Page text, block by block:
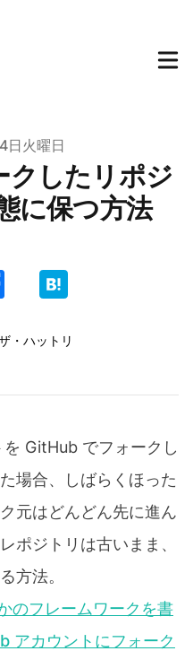
日火曜日
したリポジ
に保つ方法
・ハットリ
GitHub でフォークし
場合、しばらくほった
元はどんどん先に進ん
ポジトリは古いまま、
方法。
のフレームワークを書
アカウントにフォーク